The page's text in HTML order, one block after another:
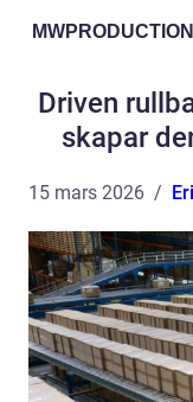
Driven
skapar
15 mars 2026